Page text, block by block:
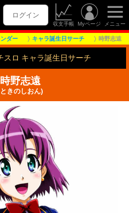
ログイン
収支手帳 Myページ メニュー
ダー キャラ誕生日サーチ 時野志遠
スロ キャラ誕生日サーチ
時野志遠
きのしおん)